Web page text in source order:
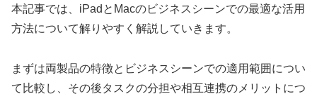
本記事では、iPadとMacのビジネスシーンでの最適な活用
方法について解りやすく解説していきます。
まずは両製品の特徴とビジネスシーンでの適用範囲につい
て比較し、その後タスクの分担や相互連携のメリットにつ